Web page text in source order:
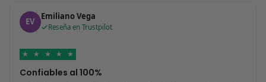
EV Emiliano Vega
Reseña en Trustpilot
★ ★ ★ ★ ★
Confiables al 100%